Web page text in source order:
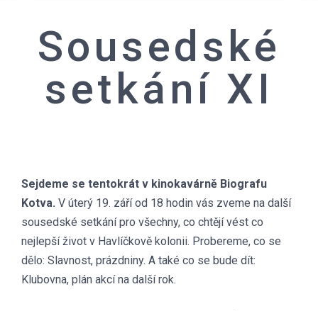
Sousedské
setkání XI
Sejdeme se tentokrát v kinokavárně Biografu
Kotva. V úterý 19. září od 18 hodin vás zveme na další
sousedské setkání pro všechny, co chtějí vést co
nejlepší život v Havlíčkově kolonii. Probereme, co se
dělo: Slavnost, prázdniny. A také co se bude dít:
Klubovna, plán akcí na další rok.